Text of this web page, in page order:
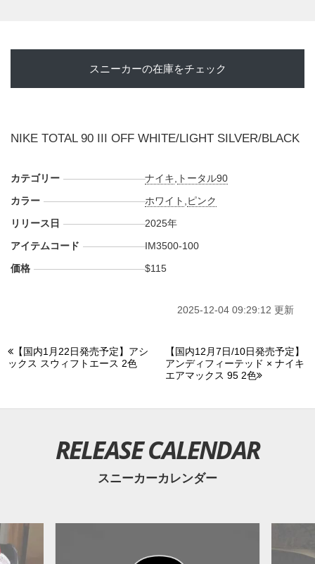
スニーカーの在庫をチェック
NIKE TOTAL 90 III OFF WHITE/LIGHT SILVER/BLACK
カテゴリー ナイキ
トータル90
カラー
ホワイト ピンク
リリース日
2025年
アイテムコード
IM3500-100
価格
$115
2025-12-04 09:29:12 更新
【国内1月22日発売予定】アシ
ックス スウィフトエース 2色
【国内12月7日/10日発売予定】
アンディフィーテッド × ナイキ
エアマックス 95 2色
RELEASE CALENDAR
スニーカーカレンダー